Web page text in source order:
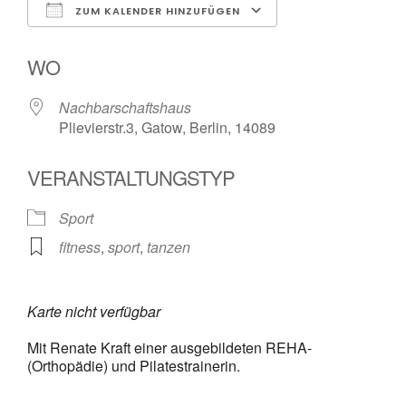
ZUM KALENDER HINZUFÜGEN
WO
Nachbarschaftshaus
Plievierstr.3, Gatow, Berlin, 14089
VERANSTALTUNGSTYP
Sport
fitness, sport, tanzen
Karte nicht verfügbar
Mit Renate Kraft einer ausgebildeten REHA-
(Orthopädie) und Pilatestrainerin.